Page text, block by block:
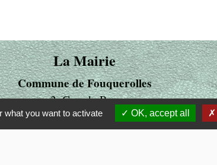
La Mairie
Commune de Fouquerolles
2, Grande Rue
60510 Fouquerolles - FRANCE
+33 3 44 80 43 12
what you want to activate OK, accept all